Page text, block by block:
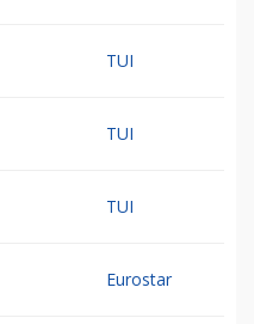
TUI
TUI
TUI
Eurostar